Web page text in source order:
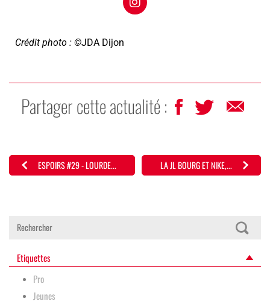
Crédit photo : ©JDA Dijon
Partager cette actualité :
ESPOIRS #29 - LOURDE... LA JL BOURG ET NIKE,...
Etiquettes
Pro
Jeunes